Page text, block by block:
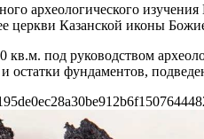
археологического
церкви Казанской иконы
под руководством
остатки фундаментов,